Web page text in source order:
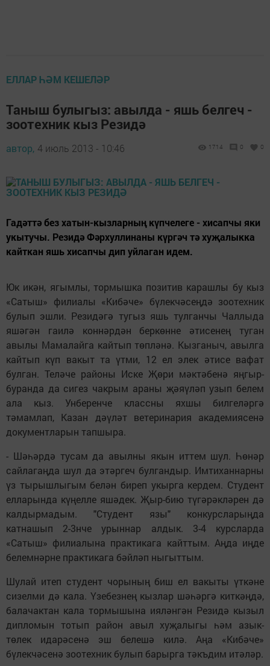
ЕЛЛАР ҺӘМ КЕШЕЛӘР
Таныш булыгыз: авылда - яшь белгеч -
зоотехник кыз Резидә
автор, 4 июль 2013 - 10:46 1714 0 0
Гадәттә без хатын-кызларның күпчелеге - хисапчы яки
укытучы. Резидә Фәрхуллинаны күргәч тә хуҗалыкка
кайткан яшь хисапчы дип уйлаган идем.
Юк икән, ягымлы, тормышка позитив карашлы бу кыз
«Сатыш» филиалы «Кибәче» бүлекчәсеңдә зоотехник
булып эшли. Резидәгә тугыз яшь тулганчы Чаллыда
яшәгән гаилә коннәрдән беркөнне әтисенең туган
авылы Мамалайга кайтып төпләнә. Кызганыч, авылга
кайтып күп вакыт та үтми, 12 ел элек әтисе вафат
булган. Теләче районы Иске Җөри мәктәбенә яңгыр-
буранда да сигез чакрым араны җәяүләп узып белем
ала кыз. Унберенче классны яхшы билгеләргә
тәмамлап, Казан дәүләт ветеринария академиясенә
документларын тапшыра.
- Шәһәрдә тусам да авылны якын иттем шул. Һөнәр
сайлагаңда шул да этәргеч булгандыр. Имтиханнарны
үз тырышлыгым белән биреп укырга кердем. Студент
елларында күңелле яшәдек. Җыр-бию түгәрәкләрен дә
калдырмадым. "Студент язы" конкурсларыңда
катнашып 2-3нче урыннар алдык. 3-4 курсларда
«Сатыш» филиалына практикага кайттым. Аңда иңде
белемнәрне практикага бәйләп ныгыттым.
Шулай итеп студент чорының биш ел вакыты үткәне
сизелми дә кала. Үзебезнең кызлар шәһәргә киткәңдә,
балачактан кала тормышына ияләнгән Резидә кызыл
дипломын тотып район авыл хуҗалыгы һәм азык-
төлек идарәсенә эш белешә килә. Аңа «Кибәче»
бүлекчәсенә зоотехник булып барырга тәкъдим итәләр.